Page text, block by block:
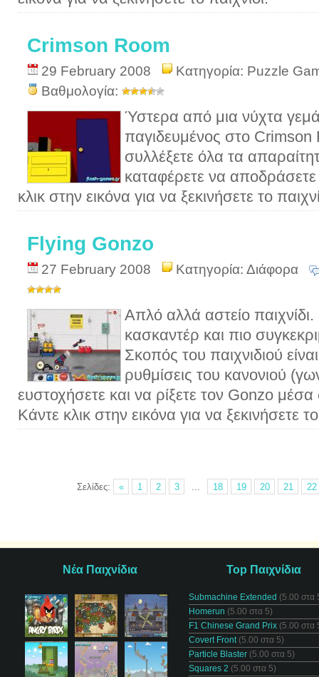
Crimson Room
29 February 2008 Κατηγορία: Puzzle
Βαθμολογία:
Ύστερα από μια νύχτα
παγιδευμένος στο
συλλέξετε όλα τα
καταφέρετε να
κλικ στην εικόνα για να ξεκινήσετε το
Flying Gonzo
27 February 2008 Κατηγορία: Διάφορα
Απλό αλλά αστείο
κασκαντέρ και πιο
Σκοπός του παιχνιδιού
ρυθμίσεις του κανονιού
ευστοχήσετε και να ρίξετε τον Gonzo
Κάντε κλικ στην εικόνα για να ξεκινήσετε
Σελίδες: « 1 2 3 18 19 20 21 22
Νέα Παιχνίδια Top Παιχνίδια
Submachine Extended (5.00 στα
Homerun (5.00 στα 5)
F1 Chinese Grand Prix (5.00 στα
Covert Front(5.00 στα 5)
Particle Blaster (5.00 στα 5)
Squares 2 (5.00 στα 5)